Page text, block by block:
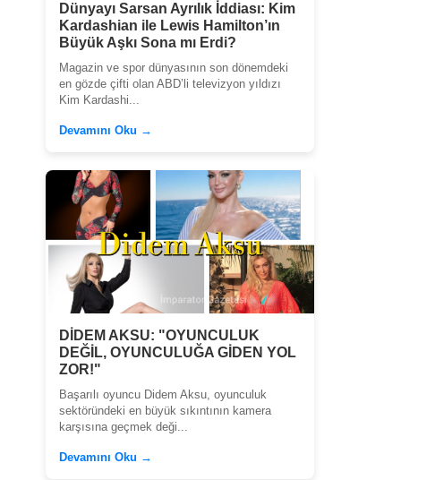
Dünyayı Sarsan Ayrılık İddiası: Kim
Kardashian ile Lewis Hamilton’ın
Büyük Aşkı Sona mı Erdi?
Magazin ve spor dünyasının son dönemdeki
en gözde çifti olan ABD’li televizyon yıldızı
Kim Kardashi...
Devamını Oku →
DİDEM AKSU: "OYUNCULUK
DEĞİL, OYUNCULUĞA GİDEN YOL
ZOR!"
Başarılı oyuncu Didem Aksu, oyunculuk
sektöründeki en büyük sıkıntının kamera
karşısına geçmek deği...
Devamını Oku →